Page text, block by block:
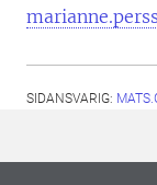
SIDANSVARIG: